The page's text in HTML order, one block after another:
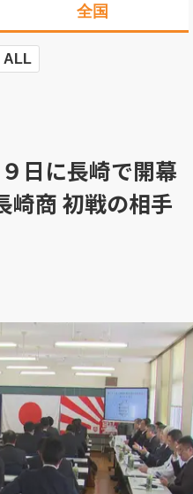
全国
ALL
日に長崎で開幕
崎商 初戦の相手